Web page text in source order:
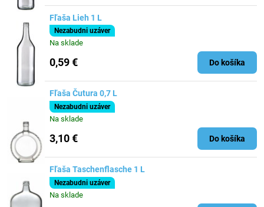
Fľaša Lieh 1 L
Nezabudni uzáver
Na sklade
0,59 € Do košíka
Fľaša Čutura 0,7 L
Nezabudni uzáver
Na sklade
3,10 € Do košíka
Fľaša Taschenflasche 1 L
Nezabudni uzáver
Na sklade